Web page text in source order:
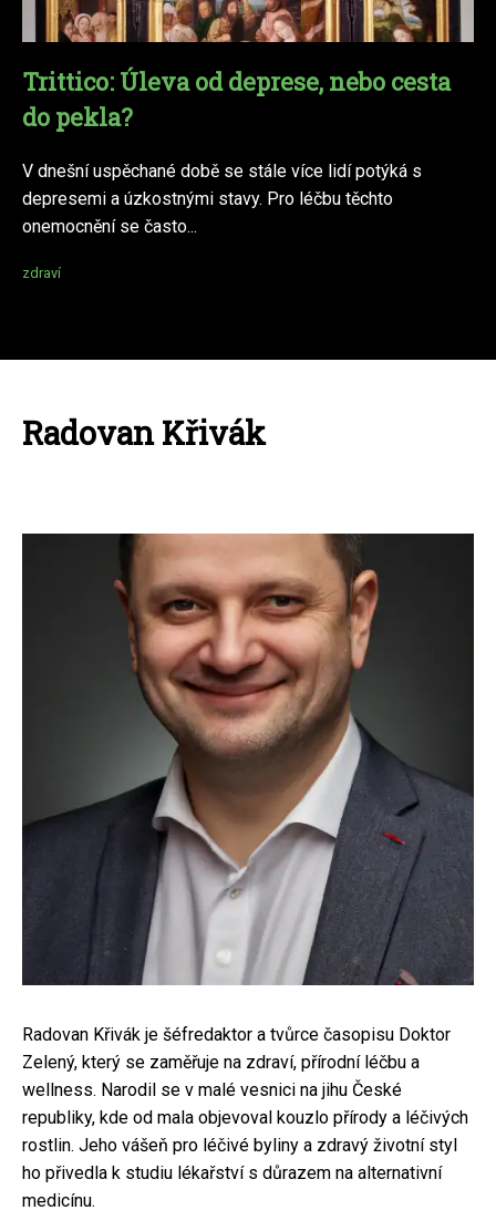
Trittico: Úleva od deprese, nebo cesta
do pekla?
V dnešní uspěchané době se stále více lidí potýká s
depresemi a úzkostnými stavy. Pro léčbu těchto
onemocnění se často...
zdraví
Radovan Křivák
Radovan Křivák je šéfredaktor a tvůrce časopisu Doktor
Zelený, který se zaměřuje na zdraví, přírodní léčbu a
wellness. Narodil se v malé vesnici na jihu České
republiky, kde od mala objevoval kouzlo přírody a léčivých
rostlin. Jeho vášeň pro léčivé byliny a zdravý životní styl
ho přivedla k studiu lékařství s důrazem na alternativní
medicínu.